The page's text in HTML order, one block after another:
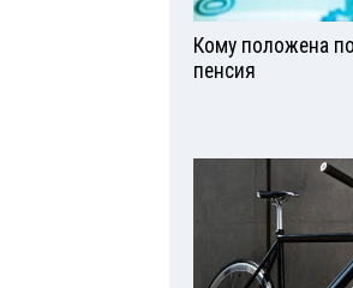
Кому положена
пенсия